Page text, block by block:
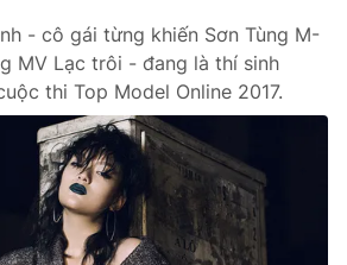
- cô gái từng khiến Sơn Tùng M-
MV Lạc trôi - đang là thí sinh
thi Top Model Online 2017.